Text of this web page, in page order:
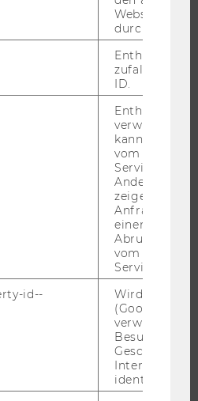
STUDIENINTERESSIERTE
durch
Enthält eine
ID.
Enthält ein
verwendet
kann, um
vom AMP-
Service
Andere
zeigen Opt-
Anfrage im
einen Fehler
Abrufen
vom AMP
Service an.
id--
Wird von
(Google Tag
verwendet,
Besucher
Geschlecht
Interessen zu
identifizieren.